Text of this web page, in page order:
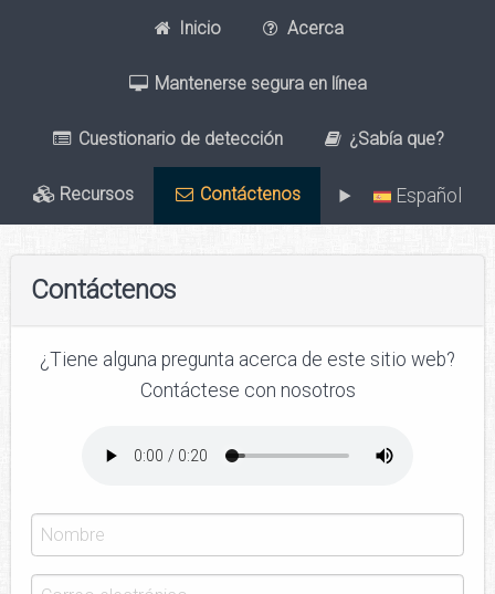
Inicio Acerca
Mantenerse segura en línea
Cuestionario de detección ¿Sabía que?
Recursos Contáctenos Español
Contáctenos
¿Tiene alguna pregunta acerca de este sitio web?
Contáctese con nosotros